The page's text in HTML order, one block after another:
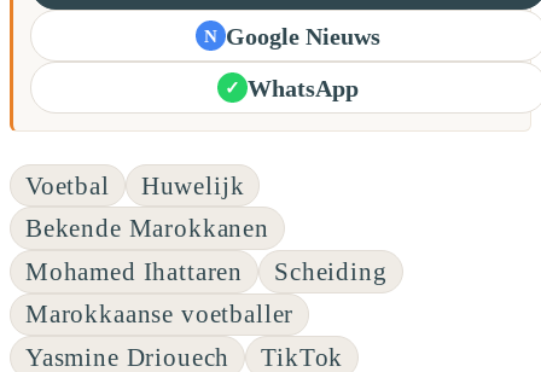
N Google Nieuws
✓ WhatsApp
Voetbal
Huwelijk
Bekende Marokkanen
Mohamed Ihattaren
Scheiding
Marokkaanse voetballer
Yasmine Driouech
TikTok